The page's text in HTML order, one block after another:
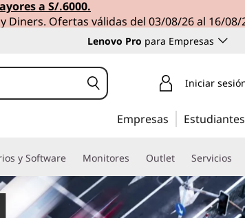
a S/.6000.
Diners. Ofertas válidas del 03/08/26 al 16/
Lenovo Pro para Empresas
Iniciar
Empresas Estudiantes
y Software Monitores Outlet Servicios